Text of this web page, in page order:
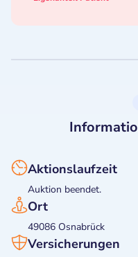
Aktionslaufzeit
Auktion beendet.
Ort
49086 Osnabrück
Versicherungen